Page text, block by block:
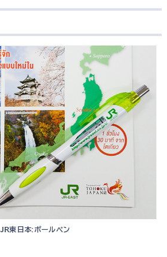
JR東日本:ボールペン